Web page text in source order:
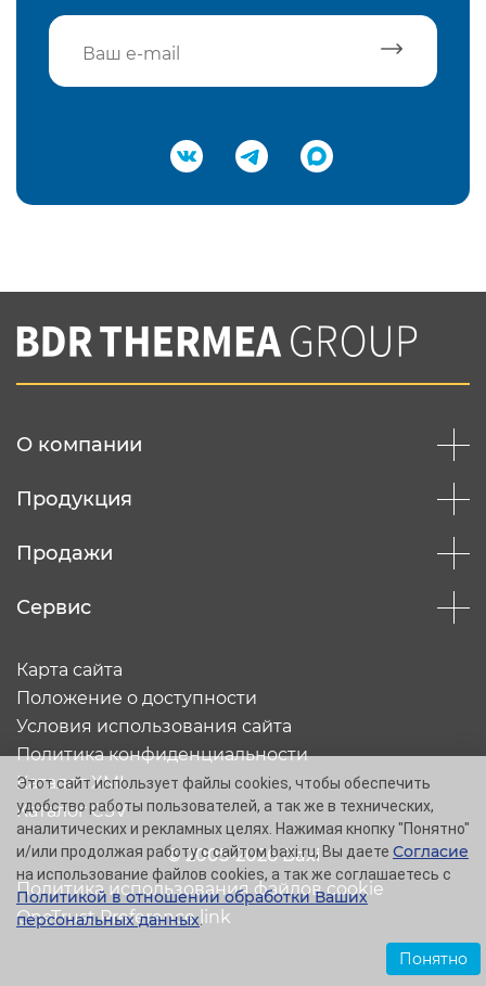
Подтвердить e-mail
Вы соглашаетесь с нашей политикой
конфеденциальности
О компании
Продукция
Продажи
Сервис
© 2005-2026 Baxi
Карта сайта
Положение о доступности
Условия использования сайта
Политика конфиденциальности
Каталог XML
Каталог CSV
Политика использования файлов cookie
OneTrust Preference link
Этот сайт использует файлы cookies, чтобы обеспечить
удобство работы пользователей, а так же в технических,
аналитических и рекламных целях. Нажимая кнопку "Понятно"
и/или продолжая работу с сайтом baxi.ru, Вы даете Согласие
на использование файлов cookies, а так же соглашаетесь с
Политикой в отношении обработки Ваших
персональных данных.
Понятно